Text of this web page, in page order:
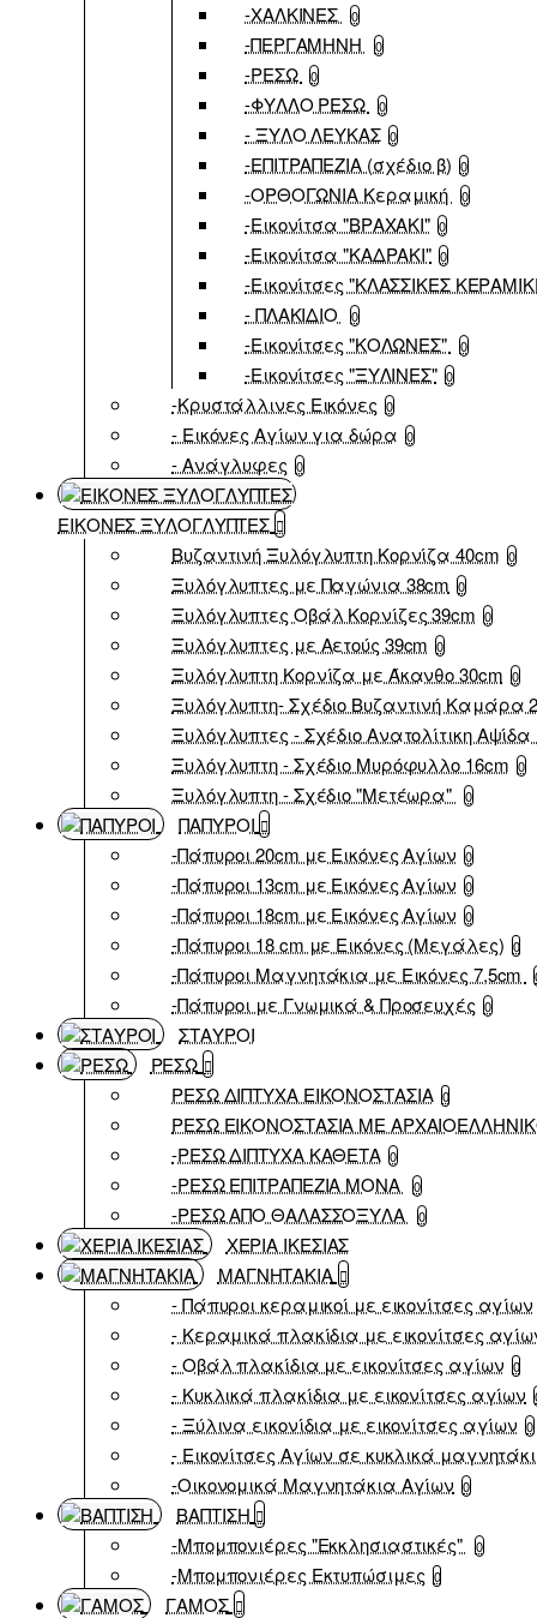
-ΧΑΛΚΙΝΕΣ 0
-ΠΕΡΓΑΜΗΝΗ 0
-ΡΕΣΩ 0
-ΦΥΛΛΟ ΡΕΣΩ 0
- ΞΥΛΟ ΛΕΥΚΑΣ 0
-ΕΠΙΤΡΑΠΕΖΙΑ (σχέδιο β) 0
-ΟΡΘΟΓΩΝΙΑ Κεραμική 0
-Εικονίτσα "ΒΡΑΧΑΚΙ" 0
-Εικονίτσα "ΚΑΔΡΑΚΙ" 0
-Εικονίτσες "ΚΛΑΣΣΙΚΕΣ
- ΠΛΑΚΙΔΙΟ
0
-Εικονίτσες "ΚΟΛΩΝΕΣ" 0
-Εικονίτσες "ΞΥΛΙΝΕΣ" 0
-Κρυστάλλινες Εικόνες 0
- Εικόνες Αγίων για δώρα 0
- Ανάγλυφες 0
ΕΙΚΟΝΕΣ ΞΥΛΟΓΛΥΠΤΕΣ
Βυζαντινή Ξυλόγλυπτη Κορνίζα 40cm 0
Ξυλόγλυπτες με Παγώνια 38cm 0
Ξυλόγλυπτες Οβάλ Κορνίζες 39cm 0
Ξυλόγλυπτες με Αετούς 39cm 0
Ξυλόγλυπτη Κορνίζα με Άκανθο 30cm 0
Ξυλόγλυπτη- Σχέδιο Βυζαντινή Καμάρα
Ξυλόγλυπτες - Σχέδιο Ανατολίτικη Αψίδα
Ξυλόγλυπτη - Σχέδιο Μυρόφυλλο 16cm 0
Ξυλόγλυπτη - Σχέδιο "Μετέωρα" 0
ΠΑΠΥΡΟΙ
-Πάπυροι 20cm με Εικόνες Αγίων 0
-Πάπυροι 13cm με Εικόνες Αγίων 0
-Πάπυροι 18cm με Εικόνες Αγίων 0
-Πάπυροι 18 cm με Εικόνες (Μεγάλες) 0
-Πάπυροι Μαγνητάκια με Εικόνες 7,5cm
-Πάπυροι με Γνωμικά & Προσευχές 0
ΣΤΑΥΡΟΙ
ΡΕΣΩ
ΡΕΣΩ ΔΙΠΤΥΧΑ ΕΙΚΟΝΟΣΤΑΣΙΑ 0
ΡΕΣΩ ΕΙΚΟΝΟΣΤΑΣΙΑ ΜΕ
-ΡΕΣΩ ΔΙΠΤΥΧΑ ΚΑΘΕΤΑ 0
-ΡΕΣΩ ΕΠΙΤΡΑΠΕΖΙΑ ΜΟΝΑ 0
-ΡΕΣΩ ΑΠΟ ΘΑΛΑΣΣΟΞΥΛΑ 0
ΧΕΡΙΑ ΙΚΕΣΙΑΣ
ΜΑΓΝΗΤΑΚΙΑ
- Πάπυροι κεραμικοί με εικονίτσες αγίων
- Κεραμικά πλακίδια με εικονίτσες
- Οβάλ πλακίδια με εικονίτσες αγίων 0
- Κυκλικά πλακίδια με εικονίτσες αγίων
- Ξύλινα εικονίδια με εικονίτσες αγίων 0
- Εικονίτσες Αγίων σε κυκλικά
-Οικονομικά Μαγνητάκια Αγίων 0
ΒΑΠΤΙΣΗ
-Μπομπονιέρες "Εκκλησιαστικές"
0
-Μπομπονιέρες Εκτυπώσιμες 0
ΓΑΜΟΣ